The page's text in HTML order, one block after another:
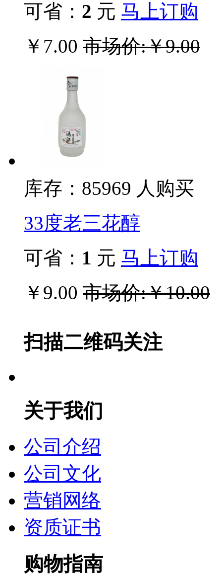
可省： 2 元 马上订购
￥7.00 市场价:￥9.00
库存：85969 人购买
33度老三花醇
可省： 1 元 马上订购
￥9.00 市场价:￥10.00
扫描二维码关注
关于我们
公司介绍
公司文化
营销网络
资质证书
购物指南